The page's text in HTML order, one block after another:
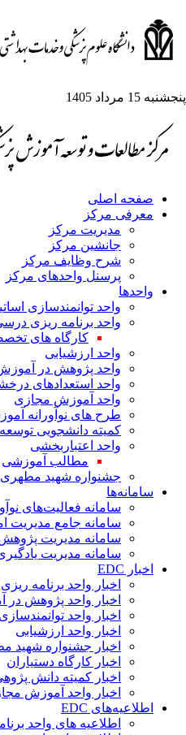
15 مرداد 1405
صفحه اصلی
معرفی مرکز
مدیریت مرکز
جانشین مرکز
شرح وظایف مرکز
پرسنل واحدهای مرکز
واحدها
واحد توانمندسازی اساتید
واحد برنامه ریزی
کارگاه های
واحد ارزشیابی
واحد پژوهش در آموزش
واحد استعدادهای
واحد آموزش مجازی
طرح های نوآورانه
کمیته دانشجویی توسعه
واحد اعتباربخشی
مطالب آموزشی
جشنواره شهید مطهری
سامانه‌ها
سامانه فعالیت‌های
سامانه جامع مدیریت
سامانه مدیریت پژوهش
سامانه مدیریت یادگیری
اخبار EDC
اخبار واحد برنامه
اخبار واحد پژوهش در
اخبار واحد توانمندسازی
اخبار واحد ارزشیابی
اخبار جشنواره شهید
اخبار کارگاه دستیاران
اخبار کمیته دانش پژوهی
اخبار واحد آموزش
اطلاعیه‌های EDC
اطلاعیه های واحد